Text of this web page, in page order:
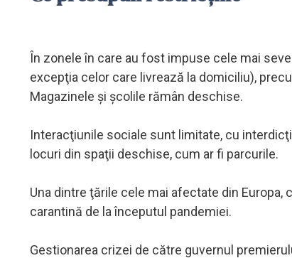
În zonele în care au fost impuse cele mai
excepţia celor care livrează la domiciliu),
Magazinele şi şcolile rămân deschise.
Interacţiunile sociale sunt limitate, cu
locuri din spaţii deschise, cum ar fi parcurile.
Una dintre ţările cele mai afectate din
carantină de la începutul pandemiei.
Gestionarea crizei de către guvernul